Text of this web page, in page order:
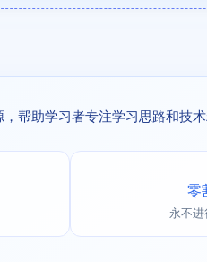
帮助学习者专注学习思路和技术
零
永不